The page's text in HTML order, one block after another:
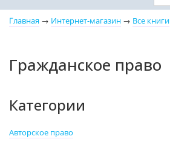
Главная → Интернет-магазин → Все книги
Гражданское право
Категории
Авторское право